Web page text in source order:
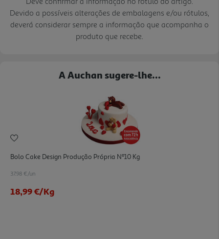
Devido a possíveis alterações de embalagens e/ou rótulos,
deverá considerar sempre a informação que acompanha o
produto que recebe.
A Auchan sugere-lhe...
Bolo Cake Design Produção Própria Nº10 Kg
37.98 €/un
18,99 €/Kg